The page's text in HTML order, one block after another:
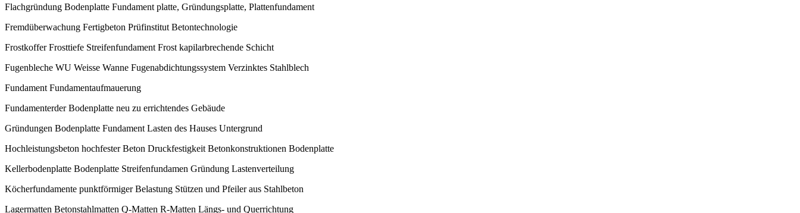
Flachgründung Bodenplatte Fundament platte, Gründungsplatte, Plattenfundament
Fremdüberwachung Fertigbeton Prüfinstitut Betontechnologie
Frostkoffer Frosttiefe Streifenfundament Frost kapilarbrechende Schicht
Fugenbleche WU Weisse Wanne Fugenabdichtungssystem Verzinktes Stahlblech
Fundament Fundamentaufmauerung
Fundamenterder Bodenplatte neu zu errichtendes Gebäude
Gründungen Bodenplatte Fundament Lasten des Hauses Untergrund
Hochleistungsbeton hochfester Beton Druckfestigkeit Betonkonstruktionen Bodenplatte
Kellerbodenplatte Bodenplatte Streifenfundamen Gründung Lastenverteilung
Köcherfundamente punktförmiger Belastung Stützen und Pfeiler aus Stahlbeton
Lagermatten Betonstahlmatten Q-Matten R-Matten Längs- und Querrichtung